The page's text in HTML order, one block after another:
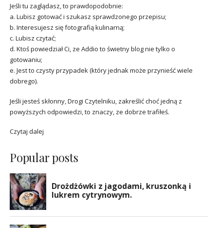
Jeśli tu zaglądasz, to prawdopodobnie:
a. Lubisz gotować i szukasz sprawdzonego przepisu;
b. Interesujesz się fotografią kulinarną;
c. Lubisz czytać;
d. Ktoś powiedział Ci, ze Addio to świetny blog nie tylko o
gotowaniu;
e. Jest to czysty przypadek (który jednak może przynieść wiele
dobrego).
Jeśli jesteś skłonny, Drogi Czytelniku, zakreślić choć jedną z
powyższych odpowiedzi, to znaczy, ze dobrze trafiłeś.
Czytaj dalej
Popular posts